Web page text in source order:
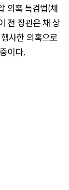
의혹 특검법(채
전 장관은 채 상
사한 의혹으로
이다.